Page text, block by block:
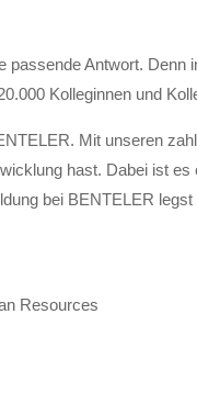
Antwort.
Kolleginnen und
Mit unseren
hast. Dabei ist
bei BENTELER
Resources